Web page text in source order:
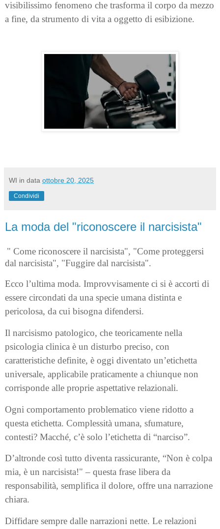
visibilissimo fenomeno che trasforma il corpo da mezzo
a fine, da strumento di vita a oggetto di esibizione.
WI in data ottobre 20, 2025
Condividi
La moda del "riconoscere il narcisista"
" Come riconoscere il narcisista", "Come proteggersi
dal narcisista", "Fuggire dal narcisista".
Ecco l’ultima moda. Improvvisamente ci si è accorti di
essere circondati da una specie umana distinta e
pericolosa, da cui bisogna difendersi.
Il narcisismo patologico, che teoricamente nella
psicologia clinica è un disturbo preciso, con
caratteristiche definite, è oggi diventato un’etichetta
universale, applicabile praticamente a chiunque non
corrisponde alle proprie aspettative relazionali.
Ogni comportamento problematico viene ridotto a
questa etichetta. Complessità umana, sfumature,
contesti? Macché, c’è solo l’etichetta di “narciso”.
D’altronde così tutto diventa rassicurante, “Non è colpa
mia, è un narcisista!" – questa frase libera da
responsabilità, semplifica il dolore, offre una narrazione
chiara.
Diffidare sempre dalle narrazioni nette. Le relazioni